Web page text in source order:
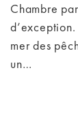
Chambre
mer des
un…